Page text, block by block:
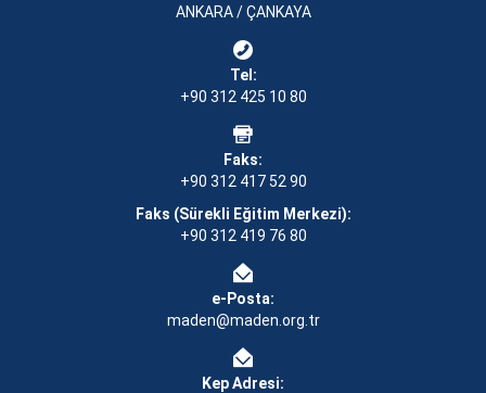
ANKARA / ÇANKAYA
Tel:
+90 312 425 10 80
Faks:
+90 312 417 52 90
Faks (Sürekli Eğitim Merkezi):
+90 312 419 76 80
e-Posta:
maden@maden.org.tr
Kep Adresi: